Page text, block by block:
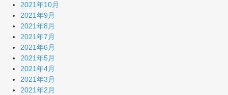
2021年10月
2021年9月
2021年8月
2021年7月
2021年6月
2021年5月
2021年4月
2021年3月
2021年2月